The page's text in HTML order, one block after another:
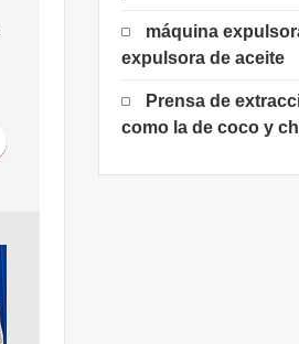
máquina
expulsora de aceite
Prensa de
como la de coco y